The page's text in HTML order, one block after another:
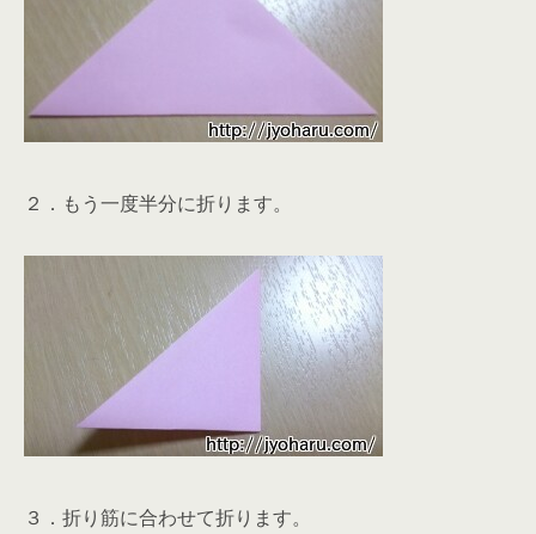
２．もう一度半分に折ります。
３．折り筋に合わせて折ります。